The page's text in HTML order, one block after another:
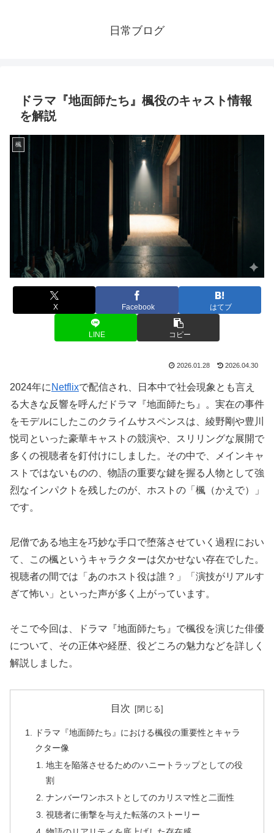
日常ブログ
ドラマ『地面師たち』楓役のキャスト情報
を解説
楓
X Facebook はてブ
LINE コピー
2026.01.28 2026.04.30
2024年に Netflixで配信され、日本中で社会現象とも言え
る大きな反響を呼んだドラマ『地面師たち』。実在の事件
をモデルにしたこのクライムサスペンスは、綾野剛や豊川
悦司といった豪華キャストの競演や、スリリングな展開で
多くの視聴者を釘付けにしました。その中で、メインキャ
ストではないものの、物語の重要な鍵を握る人物として強
烈なインパクトを残したのが、ホストの「楓（かえで）」
です。
尼僧である地主を巧妙な手口で堕落させていく過程におい
て、この楓というキャラクターは欠かせない存在でした。
視聴者の間では「あのホスト役は誰？」「演技がリアルす
ぎて怖い」といった声が多く上がっています。
そこで今回は、ドラマ『地面師たち』で楓役を演じた俳優
について、その正体や経歴、役どころの魅力などを詳しく
解説しました。
目次
ドラマ『地面師たち』における楓役の重要性とキャラ
クター像
地主を陥落させるためのハニートラップとしての役
割
ナンバーワンホストとしてのカリスマ性と二面性
視聴者に衝撃を与えた転落のストーリー